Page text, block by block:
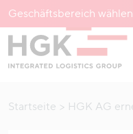
Zum Menü
Zum Inhalt
Geschäftsbereich wählen
Startseite HGK AG